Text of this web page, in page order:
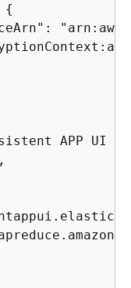
{
APP UI